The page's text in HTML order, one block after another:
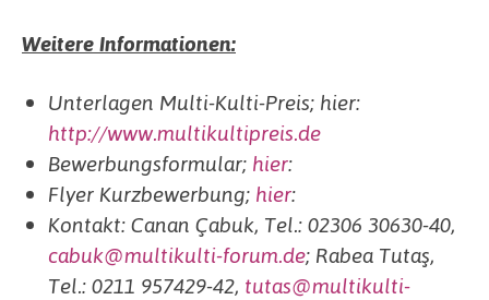
Weitere Informationen:
Unterlagen Multi-Kulti-Preis; hier:
http://www.multikultipreis.de
Bewerbungsformular; hier:
Flyer Kurzbewerbung; hier:
Kontakt: Canan Çabuk, Tel.: 02306 30630-40,
cabuk@multikulti-forum.de; Rabea Tutaş,
Tel.: 0211 957429-42, tutas@multikulti-